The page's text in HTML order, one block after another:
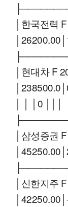
│한국전력
│현대차 F
│ │ │0 │││
│삼성증권
│신한지주